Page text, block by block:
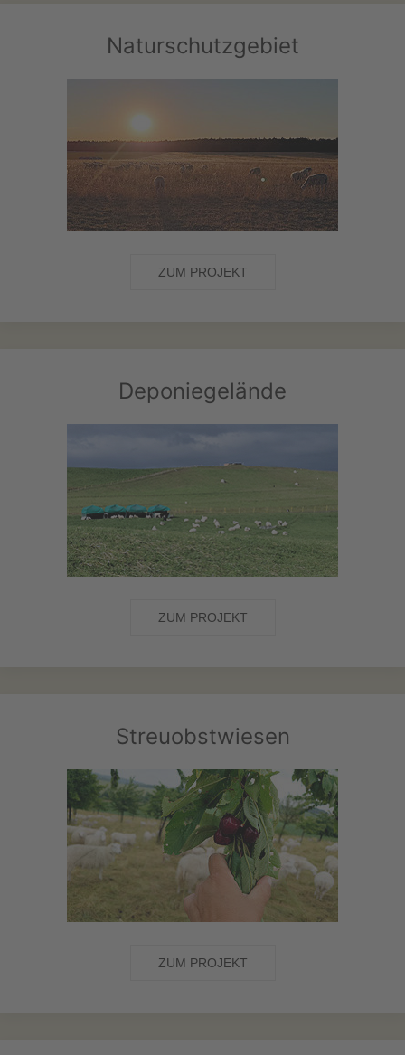
Naturschutzgebiet
ZUM PROJEKT
Deponiegelände
ZUM PROJEKT
Streuobstwiesen
ZUM PROJEKT